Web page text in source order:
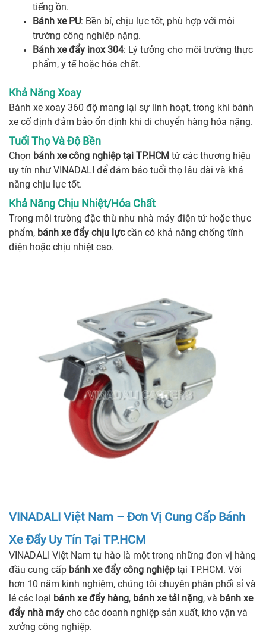
tiếng ồn.
Bánh xe PU: Bền bỉ, chịu lực tốt, phù hợp với môi
trường công nghiệp nặng.
Bánh xe đẩy inox 304: Lý tưởng cho môi trường thực
phẩm, y tế hoặc hóa chất.
Khả Năng Xoay
Bánh xe xoay 360 độ mang lại sự linh hoạt, trong khi bánh
xe cố định đảm bảo ổn định khi di chuyển hàng hóa nặng.
Tuổi Thọ Và Độ Bền
Chọn bánh xe công nghiệp tại TP.HCM từ các thương hiệu
uy tín như VINADALI để đảm bảo tuổi thọ lâu dài và khả
năng chịu lực tốt.
Khả Năng Chịu Nhiệt/Hóa Chất
Trong môi trường đặc thù như nhà máy điện tử hoặc thực
phẩm, bánh xe đẩy chịu lựccần có khả năng chống tĩnh
điện hoặc chịu nhiệt cao.
VINADALI Việt Nam – Đơn Vị Cung Cấp Bánh
Xe Đẩy Uy Tín Tại TP.HCM
VINADALI Việt Nam tự hào là một trong những đơn vị hàng
đầu cung cấp bánh xe đẩy công nghiệp tại TP.HCM. Với
hơn 10 năm kinh nghiệm, chúng tôi chuyên phân phối sỉ và
lẻ các loại bánh xe đẩy hàng, bánh xe tải nặng, và bánh xe
đẩy nhà máy cho các doanh nghiệp sản xuất, kho vận và
xưởng công nghiệp.